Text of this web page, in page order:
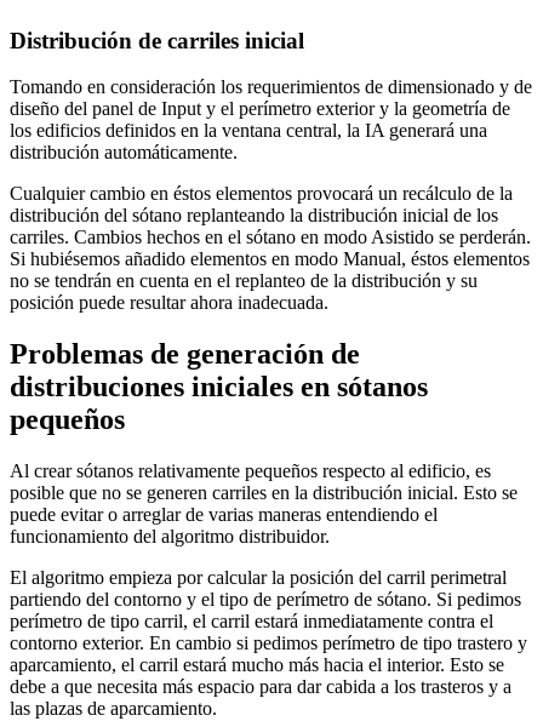
Distribución de carriles inicial
Tomando en consideración los requerimientos de dimensionado y de
diseño del panel de Input y el perímetro exterior y la geometría de
los edificios definidos en la ventana central, la IA generará una
distribución automáticamente.
Cualquier cambio en éstos elementos provocará un recálculo de la
distribución del sótano replanteando la distribución inicial de los
carriles. Cambios hechos en el sótano en modo Asistido se perderán.
Si hubiésemos añadido elementos en modo Manual, éstos elementos
no se tendrán en cuenta en el replanteo de la distribución y su
posición puede resultar ahora inadecuada.
Problemas de generación de
distribuciones iniciales en sótanos
pequeños
Al crear sótanos relativamente pequeños respecto al edificio, es
posible que no se generen carriles en la distribución inicial. Esto se
puede evitar o arreglar de varias maneras entendiendo el
funcionamiento del algoritmo distribuidor.
El algoritmo empieza por calcular la posición del carril perimetral
partiendo del contorno y el tipo de perímetro de sótano. Si pedimos
perímetro de tipo carril, el carril estará inmediatamente contra el
contorno exterior. En cambio si pedimos perímetro de tipo trastero y
aparcamiento, el carril estará mucho más hacia el interior. Esto se
debe a que necesita más espacio para dar cabida a los trasteros y a
las plazas de aparcamiento.